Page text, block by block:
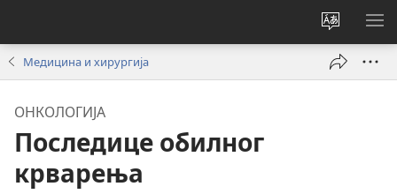
Промени
језик
сајта
Медицина и хирургија
ОНКОЛОГИЈА
Последице обилног
крварења